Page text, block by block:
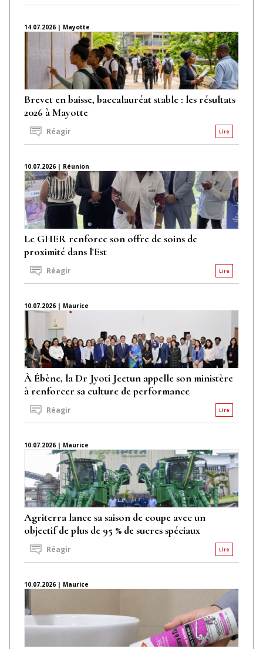
14.07.2026 | Mayotte
Brevet en baisse, baccalauréat stable : les résultats
2026 à Mayotte
Lire
Réagir
10.07.2026 | Réunion
Le GHER renforce son offre de soins de
proximité dans l'Est
Lire
Réagir
10.07.2026 | Maurice
À Ébène, la Dr Jyoti Jeetun appelle son ministère
à renforcer sa culture de performance
Lire
Réagir
10.07.2026 | Maurice
Agriterra lance sa saison de coupe avec un
objectif de plus de 95 % de sucres spéciaux
Lire
Réagir
10.07.2026 | Maurice